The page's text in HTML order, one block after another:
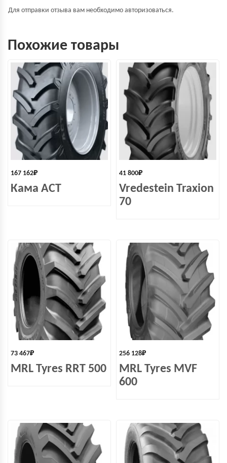
Для отправки отзыва вам необходимо авторизоваться.
Похожие товары
167 162₽
Кама ACT
41 800₽
Vredestein Traxion
70
73 467₽
MRL Tyres RRT 500
256 128₽
MRL Tyres MVF
600